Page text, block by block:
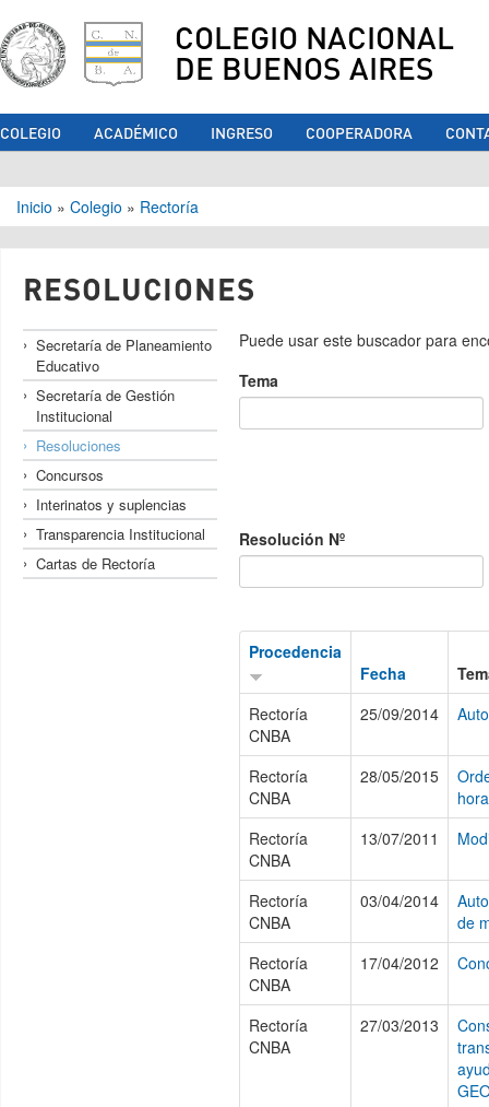
COLEGIO NACIONAL
DE BUENOS AIRES
COLEGIO ACADÉMICO INGRESO COOPERADORA
Se encuentra usted aquí
Inicio » Colegio » Rectoría
RESOLUCIONES
Secretaría de Planeamiento
Educativo
Secretaría de Gestión
Institucional
Resoluciones
Concursos
Interinatos y suplencias
Transparencia Institucional
Cartas de Rectoría
Puede usar este buscador para
Tema
Resolución Nº
Procedencia
Fecha
Rectoría
CNBA
25/09/2014
Rectoría
CNBA
28/05/2015
Rectoría
CNBA
13/07/2011
Rectoría
CNBA
03/04/2014
de
Rectoría
CNBA
17/04/2012
Rectoría
CNBA
27/03/2013